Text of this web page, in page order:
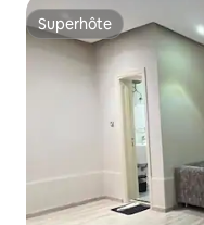
Superhôte
Superhôte